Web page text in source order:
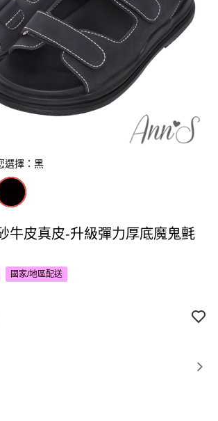
選擇：黑
牛皮真皮-升級彈力厚底魔鬼氈
國家/地區配送